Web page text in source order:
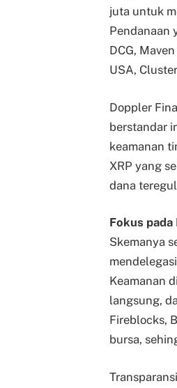
juta untuk
Pendanaan
DCG,
USA,
Doppler
berstandar
keamanan
XRP yang
dana
Fokus pada
Skemanya
Keamanan
langsung,
Fireblocks,
bursa,